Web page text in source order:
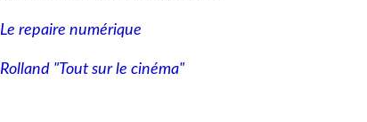
Le repaire numérique
Rolland "Tout sur le cinéma"